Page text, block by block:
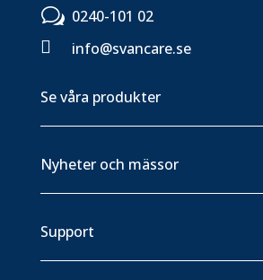
w 0240-101 02

info@svancare.se
Se våra produkter
Nyheter och mässor
Support